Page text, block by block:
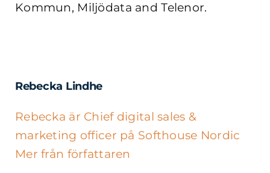
Kommun, Miljödata and Telenor.
Rebecka Lindhe
Rebecka är Chief digital sales &
marketing officer på Softhouse Nordic
Mer från författaren